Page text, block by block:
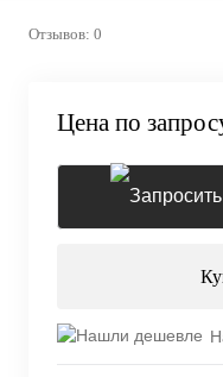
Отзывов: 0
Цена по